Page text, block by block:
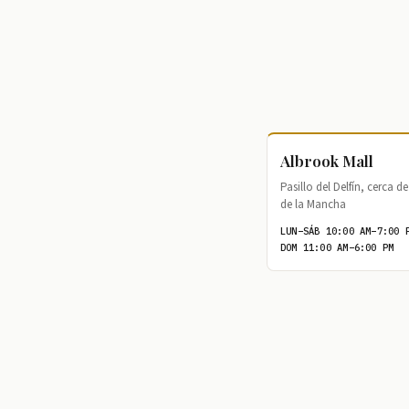
Albrook Mall
Pasillo del Delfín, cerca
de la Mancha
LUN–SÁB 10:00 AM–7:00
DOM 11:00 AM–6:00 PM